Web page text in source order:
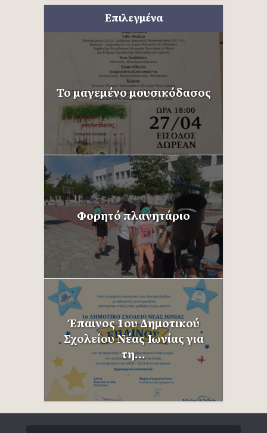
Επιλεγμένα
Το μαγεμένο μουσικόδασος
Φορητό πλανητάριο
Έπαινος 1ου Δημοτικού
Σχολείου Νέας Ιωνίας για
τη...